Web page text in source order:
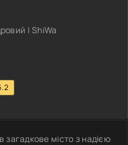
| ShiWa
загадкове місто з надією